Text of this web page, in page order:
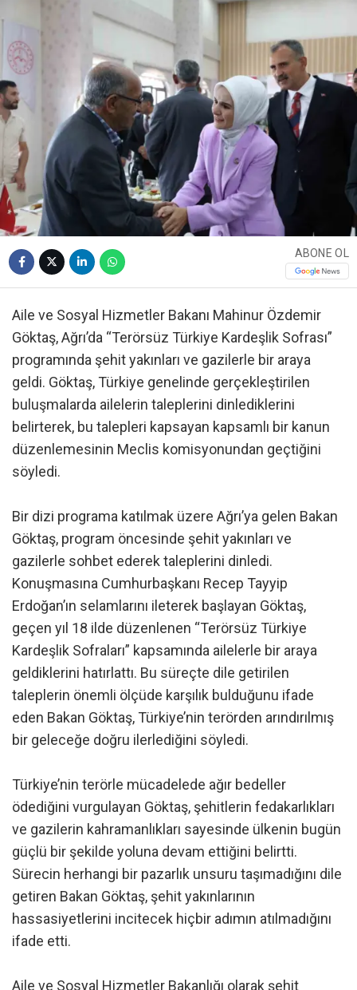
ABONE OL
Aile ve Sosyal Hizmetler Bakanı Mahinur Özdemir
Göktaş, Ağrı’da “Terörsüz Türkiye Kardeşlik Sofrası”
programında şehit yakınları ve gazilerle bir araya
geldi. Göktaş, Türkiye genelinde gerçekleştirilen
buluşmalarda ailelerin taleplerini dinlediklerini
belirterek, bu talepleri kapsayan kapsamlı bir kanun
düzenlemesinin Meclis komisyonundan geçtiğini
söyledi.
Bir dizi programa katılmak üzere Ağrı’ya gelen Bakan
Göktaş, program öncesinde şehit yakınları ve
gazilerle sohbet ederek taleplerini dinledi.
Konuşmasına Cumhurbaşkanı Recep Tayyip
Erdoğan’ın selamlarını ileterek başlayan Göktaş,
geçen yıl 18 ilde düzenlenen “Terörsüz Türkiye
Kardeşlik Sofraları” kapsamında ailelerle bir araya
geldiklerini hatırlattı. Bu süreçte dile getirilen
taleplerin önemli ölçüde karşılık bulduğunu ifade
eden Bakan Göktaş, Türkiye’nin terörden arındırılmış
bir geleceğe doğru ilerlediğini söyledi.
Türkiye’nin terörle mücadelede ağır bedeller
ödediğini vurgulayan Göktaş, şehitlerin fedakarlıkları
ve gazilerin kahramanlıkları sayesinde ülkenin bugün
güçlü bir şekilde yoluna devam ettiğini belirtti.
Sürecin herhangi bir pazarlık unsuru taşımadığını dile
getiren Bakan Göktaş, şehit yakınlarının
hassasiyetlerini incitecek hiçbir adımın atılmadığını
ifade etti.
Aile ve Sosyal Hizmetler Bakanlığı olarak şehit